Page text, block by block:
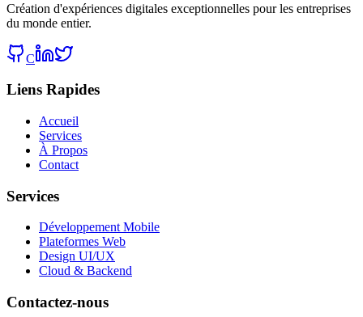
Création d'expériences digitales exceptionnelles pour les entreprises
du monde entier.
C
Liens Rapides
Accueil
Services
À Propos
Contact
Services
Développement Mobile
Plateformes Web
Design UI/UX
Cloud & Backend
Contactez-nous